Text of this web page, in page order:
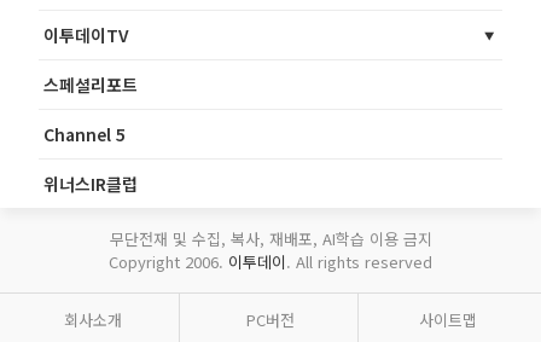
이투데이TV
스페셜리포트
Channel 5
위너스IR클럽
무단전재 및 수집, 복사, 재배포, AI학습 이용 금지
Copyright 2006. 이투데이. All rights reserved
회사소개 PC버전 사이트맵